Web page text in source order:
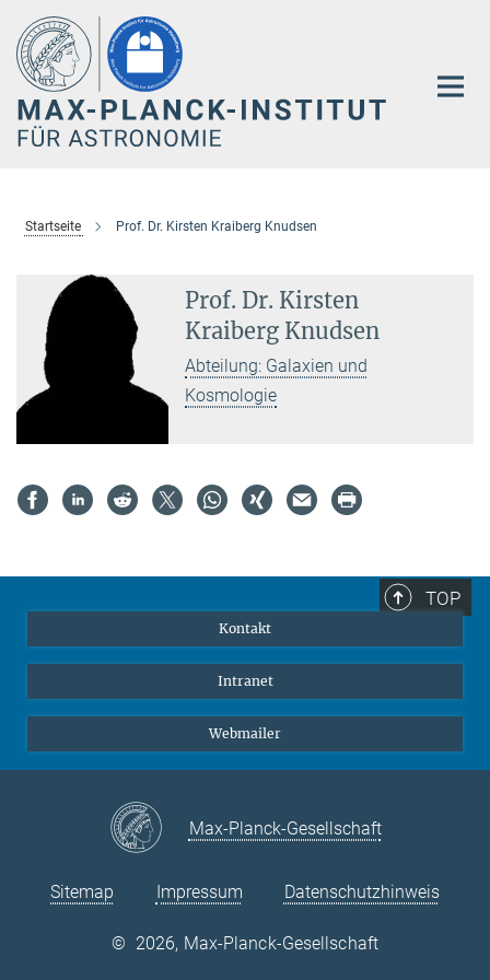
Hauptinhalt
Startseite Prof. Dr. Kirsten Kraiberg Knudsen
Prof. Dr. Kirsten
Kraiberg Knudsen
Abteilung: Galaxien und
Kosmologie
TOP
Kontakt
Intranet
Webmailer
Max-Planck-Gesellschaft
Sitemap Impressum Datenschutzhinweis
© 2026, Max-Planck-Gesellschaft